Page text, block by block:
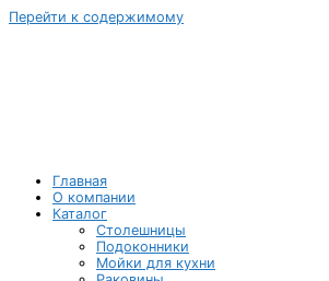
Перейти к содержимому
Главная
О компании
Каталог
Столешницы
Подоконники
Мойки для кухни